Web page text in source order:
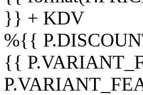
}} + KDV
%{{
{{